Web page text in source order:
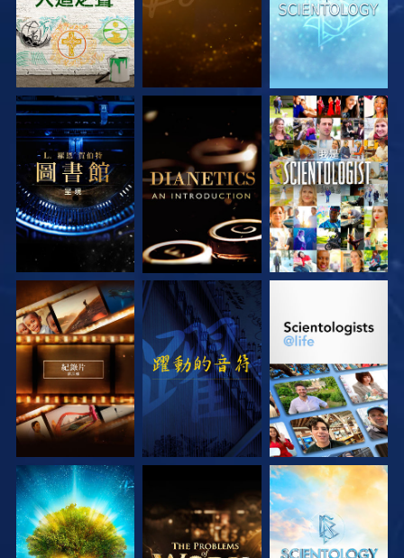
探索系列節目 探索系列節目 觀看
探索系列節目 觀看 探索系列節目
探索系列節目 探索系列節目 探索系列節目